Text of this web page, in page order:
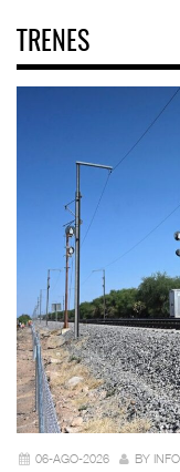
TRENES
06-AGO-2026 BY